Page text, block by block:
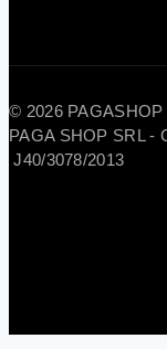
© 2026 PAGASHOP
PAGA SHOP SRL -
J40/3078/2013